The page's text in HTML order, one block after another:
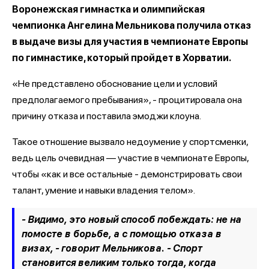
Воронежская гимнастка и олимпийская
чемпионка Ангелина Мельникова получила отказ
в выдаче визы для участия в чемпионате Европы
по гимнастике, который пройдет в Хорватии.
«Не представлено обоснование цели и условий
предполагаемого пребывания», - процитировала она
причину отказа и поставила эмоджи клоуна.
Такое отношение вызвало недоумение у спортсменки,
ведь цель очевидная — участие в чемпионате Европы,
чтобы «как и все остальные - демонстрировать свои
талант, умение и навыки владения телом».
- Видимо, это новый способ побеждать: не на
помосте в борьбе, а с помощью отказа в
визах, - говорит Мельникова. - Спорт
становится великим только тогда, когда